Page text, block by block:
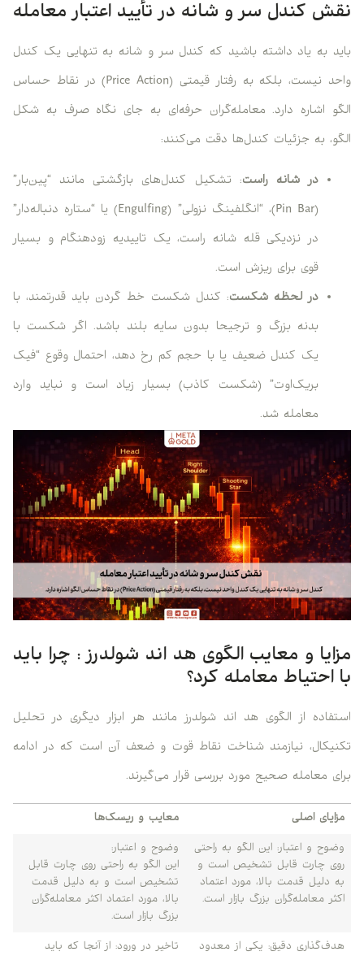
نقش کندل سر و شانه در تأیید اعتبار معامله
باید به یاد داشته باشید که کندل سر و شانه به تنهایی یک کندل
واحد نیست، بلکه به رفتار قیمتی (Price Action) در نقاط حساس
الگو اشاره دارد. معامله‌گران حرفه‌ای به جای نگاه صرف به شکل
الگو، به جزئیات کندل‌ها دقت می‌کنند:
در شانه راست: تشکیل کندل‌های بازگشتی مانند “پین‌بار”
(Pin Bar)، “انگلفینگ نزولی” (Engulfing) یا “ستاره دنباله‌دار”
در نزدیکی قله شانه راست، یک تاییدیه زودهنگام و بسیار
قوی برای ریزش است.
در لحظه شکست: کندل شکست خط گردن باید قدرتمند، با
بدنه بزرگ و ترجیحا بدون سایه بلند باشد. اگر شکست با
یک کندل ضعیف یا با حجم کم رخ دهد، احتمال وقوع “فیک
بریک‌اوت” (شکست کاذب) بسیار زیاد است و نباید وارد
معامله شد.
مزایا و معایب الگوی هد اند شولدرز : چرا باید
با احتیاط معامله کرد؟
استفاده از الگوی هد اند شولدرز مانند هر ابزار دیگری در تحلیل
تکنیکال، نیازمند شناخت نقاط قوت و ضعف آن است که در ادامه
برای معامله صحیح مورد بررسی قرار می‌گیرند.
مزایای اصلی معایب و ریسک‌ها
وضوح و اعتبار: این الگو به راحتی
روی چارت قابل تشخیص است و
به دلیل قدمت بالا، مورد اعتماد
اکثر معامله‌گران بزرگ بازار است.
وضوح و اعتبار:
این الگو به راحتی روی چارت قابل
تشخیص است و به دلیل قدمت
بالا، مورد اعتماد اکثر معامله‌گران
بزرگ بازار است.
هدف‌گذاری دقیق: یکی از معدود
تاخیر در ورود: از آنجا که باید